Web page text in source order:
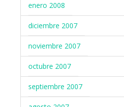
enero 2008
diciembre 2007
noviembre 2007
octubre 2007
septiembre 2007